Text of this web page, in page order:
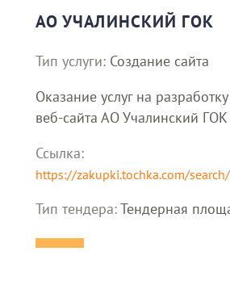
АО УЧАЛИНСКИЙ ГОК
Тип услуги: Создание сайта
Оказание услуг на
веб-сайта АО Учалинский ГОК
Ссылка:
https://zakupki.tochka.com/
Тип тендера:Тендерная